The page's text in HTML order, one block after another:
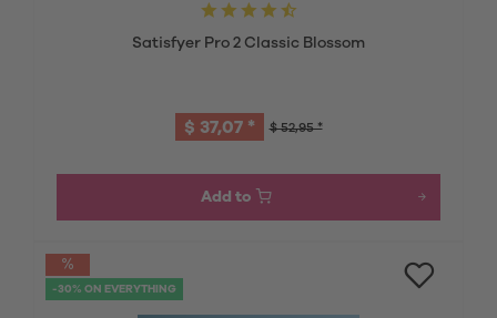
Satisfyer Pro 2 Classic Blossom
$ 52,95 *
$ 37,07 *
Add to
-30% ON EVERYTHING